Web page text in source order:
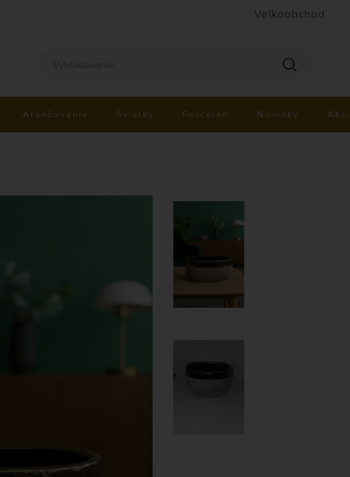
Veľkoobchod
Aranžovanie Sviatky Porcelán Novinky